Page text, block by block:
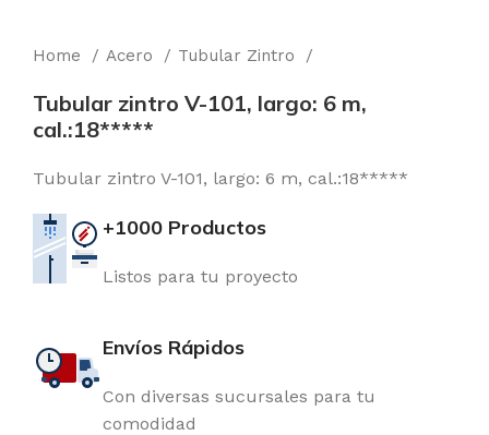
Home Acero Tubular Zintro
Tubular zintro V-101, largo: 6 m,
cal.:18*****
Tubular zintro V-101, largo: 6 m, cal.:18*****
+1000 Productos
Listos para tu proyecto
Envíos Rápidos
Con diversas sucursales para tu
comodidad